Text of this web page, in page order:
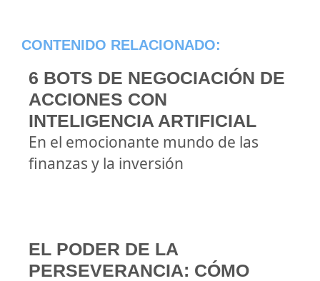
CONTENIDO RELACIONADO:
6 BOTS DE NEGOCIACIÓN DE
ACCIONES CON
INTELIGENCIA ARTIFICIAL
En el emocionante mundo de las
finanzas y la inversión
EL PODER DE LA
PERSEVERANCIA: CÓMO